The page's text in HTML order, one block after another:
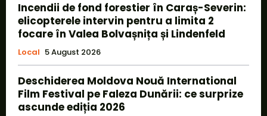
Incendii de fond forestier în Caraș-Severin:
elicopterele intervin pentru a limita 2
focare în Valea Bolvașnița și Lindenfeld
Local 5 August 2026
Deschiderea Moldova Nouă International
Film Festival pe Faleza Dunării: ce surprize
ascunde ediția 2026